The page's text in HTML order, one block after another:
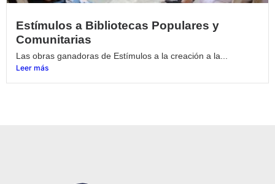
Estímulos a Bibliotecas Populares y
Comunitarias
Las obras ganadoras de Estímulos a la creación a la...
Leer más